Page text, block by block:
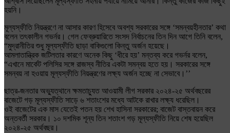
হয়নি।
মূল্যস্ফীতি নিয়ন্ত্রণে না আসার কারণ হিসেবে অবশ্য সরকারের সঙ্গে ‘সমন্বয়হীনতার’ কথা
বলেন তৎকালীন গভর্নর। গেল ফেব্রুয়ারিতে সংসদ নির্বাচনের তিন দিন আগে তিনি বলেন,
“মুদ্রানীতির শুধু মূল্যস্ফীতি ছাড়া বাকিগুলো কিন্তু অর্জন হয়েছে।
আমলাতান্ত্রিক জটিলতার কারণে অনেক কিছু ‘ধীরে হয়’ মন্তব্য করে গভর্নর বলেন,
“এখানে মার্কেট পলিসির সঙ্গে রাজস্ব নীতির একটা সমন্বয় হতে হয়। সরকারের সঙ্গে
সমন্বয় না হওয়ায় মূল্যস্ফীতি নিয়ন্ত্রণের লক্ষ্য অর্জন হচ্ছে না সেভাবে।’’
ছাত্র-জনতার অভ্যুত্থানে ক্ষমতাচ্যুত আওয়ামী লীগ সরকার ২০২৪-২৫ অর্থবছরের
বাজেটে গড় মূল্যস্ফীতি সাড়ে ৬ শতাংশের মধ্যে আটকে রাখার লক্ষ্য ধরেছিল।
ওই বাজেটের এক মাস যেতেই পতন হয় শেখ হাসিনা সরকারের; বাজেট বাস্তবায়ন করে
অন্তবর্তী সরকার। ১০ দশমিক শূন্য তিন শতাংশ গড় মূল্যস্ফীতি নিয়ে শেষ হয়েছিল
২০২৪-২৫ অর্থবছর।